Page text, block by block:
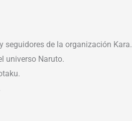
seguidores de la organización Kara.
universo Naruto.